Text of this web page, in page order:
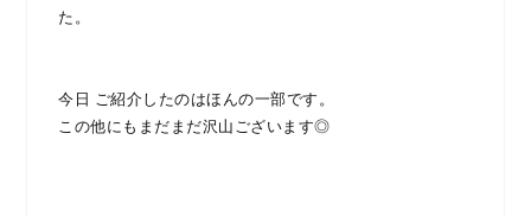
た。
今日 ご紹介したのはほんの一部です。
この他にもまだまだ沢山ございます◎